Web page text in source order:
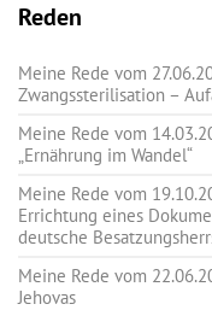
Reden
Meine Rede vom
Zwangssterilisation –
Meine Rede vom
„Ernährung im Wandel“
Meine Rede vom
Errichtung eines
deutsche
Meine Rede vom
Jehovas